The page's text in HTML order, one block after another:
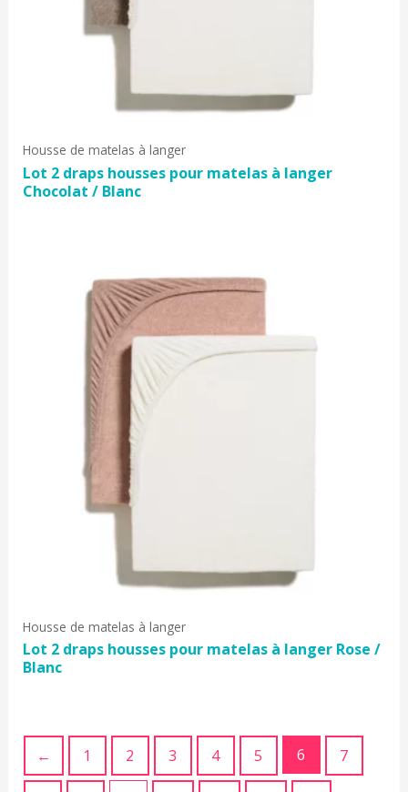
Housse de matelas à langer
Lot 2 draps housses pour matelas à langer
Chocolat / Blanc
Housse de matelas à langer
Lot 2 draps housses pour matelas à langer Rose /
Blanc
← 1 2 3 4 5 6 7